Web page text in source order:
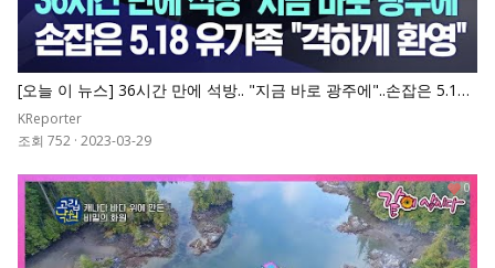
[오늘 이 뉴스] 36시간 만에 석방.. "지금 바로 광주에"..손잡은 5.18
유가족 "격하게 환영"
KReporter
조회 752 · 2023-03-29
0